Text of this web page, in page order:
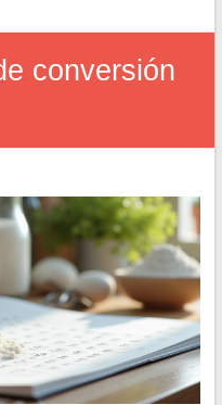
conversión